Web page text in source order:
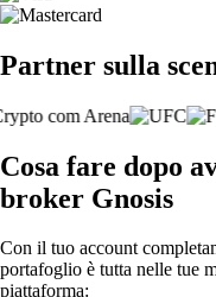
Partner sulla
Cosa fare dopo
broker Gnosis
Con il tuo account
portafoglio è tutta nelle tue
piattaforma: